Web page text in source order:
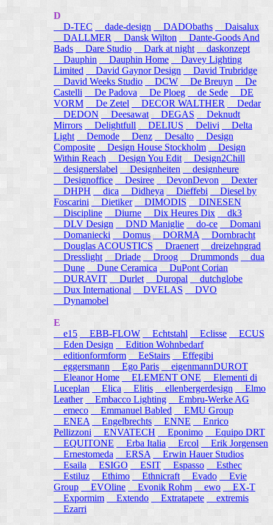
D
D-TEC
dade-design DADObaths
Daisalux
DALLMER
Dansk Wilton
Dante-Goods And
Bads
Dare Studio Dark at night
daskonzept
Dauphin
Dauphin Home
Davey Lighting
Limited
David Gaynor Design
David Trubridge
David Weeks Studio
DCW De Breuyn
De
Castelli
De Padova De Ploeg de Sede
DE
VORM
De Zetel DECOR WALTHER
Dedar
DEDON
Deesawat DEGAS
Deknudt
Mirrors
Delightfull DELIUS Delivi
Delta
Light
Demode Denz Desalto
Design
Composite
Design House Stockholm
Design
Within Reach
Design You Edit
Design2Chill
designerslabel
Designheiten
designheure
Designoffice
Desiree DevonDevon
Dexter
DHPH
dica Didheya Dieffebi
Diesel by
Foscarini
Dietiker DIMODIS
DINESEN
Discipline
Diurne Dix Heures Dix
dk3
DLV Design
DND Maniglie do-ce
Domani
Domaniecki
Domus DORMA
Dornbracht
Douglas ACOUSTICS
Draenert
dreizehngrad
Dresslight Driade Droog Drummonds
dua
Dune
Dune Ceramica
DuPont Corian
DURAVIT
Durlet Duropal
dutchglobe
Dux International
DVELAS
DVO
Dynamobel
E
e15 EBB-FLOW Echtstahl Eclisse
ECUS
Eden Design
Edition Wohnbedarf
editionformform
EeStairs
Effegibi
eggersmann
Ego Paris
eigenmannDUROT
Eleanor Home
ELEMENT ONE
Elementi di
Luceplan
Elica Elitis ellenbergerdesign
Elmo
Leather
Embacco Lighting
Embru-Werke AG
emeco
Emmanuel Babled
EMU Group
ENEA
Engelbrechts ENNE
Enrico
Pellizzoni ENVATECH Eponimo
Equipo DRT
EQUITONE
Erba Italia Ercol
Erik Jorgensen
Ernestomeda
ERSA
Erwin Hauer Studios
Esaila
ESIGO ESIT Espasso
Esthec
Estiluz
Ethimo Ethnicraft Evado
Evie
Group
EVOline Evonik Rohm ewo
EX-T
Expormim
Extendo Extratapete
extremis
Ezarri